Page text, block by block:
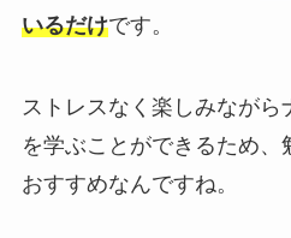
いるだけです。
ストレスなく楽しみなが
を学ぶことができるため、
おすすめなんですね。